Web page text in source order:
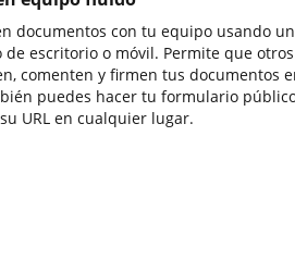
documentos con tu equipo usando un
de escritorio o móvil. Permite que otros
comenten y firmen tus documentos
puedes hacer tu formulario
URL en cualquier lugar.